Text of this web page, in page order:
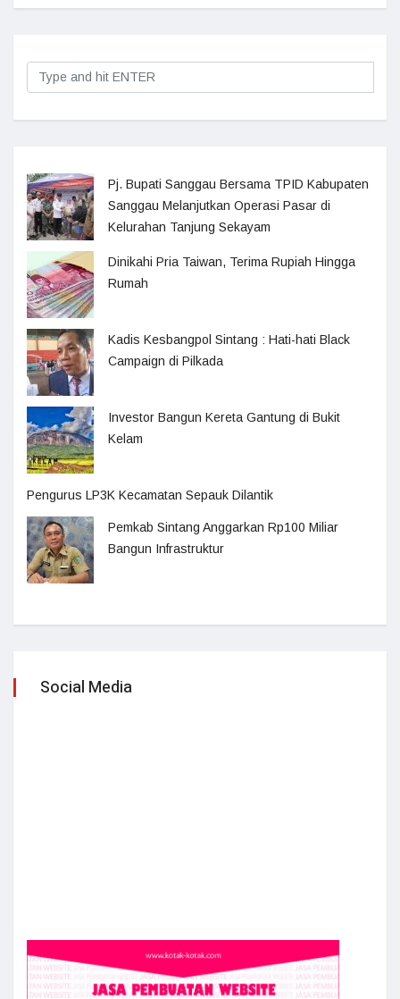
Pj. Bupati Sanggau Bersama TPID Kabupaten
Sanggau Melanjutkan Operasi Pasar di
Kelurahan Tanjung Sekayam
Dinikahi Pria Taiwan, Terima Rupiah Hingga
Rumah
Kadis Kesbangpol Sintang : Hati-hati Black
Campaign di Pilkada
Investor Bangun Kereta Gantung di Bukit
Kelam
Pengurus LP3K Kecamatan Sepauk Dilantik
Pemkab Sintang Anggarkan Rp100 Miliar
Bangun Infrastruktur
Social Media